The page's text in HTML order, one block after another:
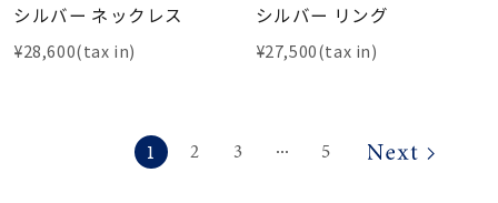
シルバー ネックレス
¥28,600(tax in)
シルバー リング
¥27,500(tax in)
1 2 3 ⋯ 5